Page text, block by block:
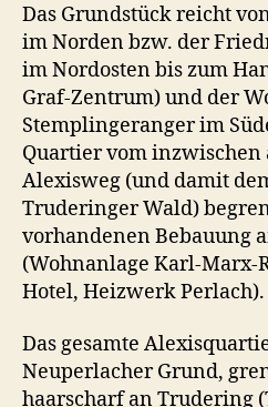
Das Grundstück reicht
im Norden bzw. der
im Nordosten bis zum
Graf-Zentrum) und der
Stemplingeranger im
Quartier vom
Alexisweg (und damit
Truderinger Wald)
vorhandenen Bebauung
(Wohnanlage Karl-Marx-
Hotel, Heizwerk Perlach).
Das gesamte
Neuperlacher Grund,
haarscharf an Trudering